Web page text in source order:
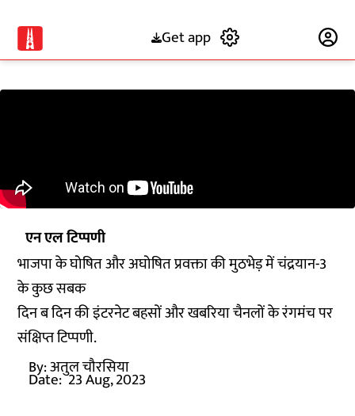
Get app
एन एल टिप्पणी
भाजपा के घोषित और अघोषित प्रवक्ता की मुठभेड़ में चंद्रयान-3
के कुछ सबक
दिन ब दिन की इंटरनेट बहसों और खबरिया चैनलों के रंगमंच पर
संक्षिप्त टिप्पणी.
By:अतुल चौरसिया
Date: 23 Aug, 2023